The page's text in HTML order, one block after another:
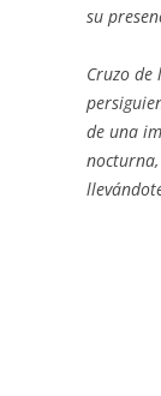
su
Cruzo
de una
nocturna,